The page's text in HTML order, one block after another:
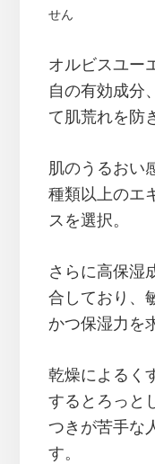
せん
オルビスユー
自の有効成分
て肌荒れを防
肌のうるおい
種類以上のエ
スを選択。
さらに高保湿
合しており、
かつ保湿力を
乾燥によるく
するとろっと
つきが苦手な
す。